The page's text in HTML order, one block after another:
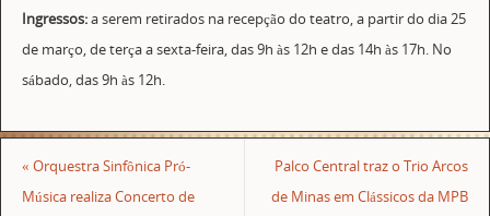
Ingressos:a serem retirados na recepção do teatro, a partir do dia 25
de março, de terça a sexta-feira, das 9h às 12h e das 14h às 17h. No
sábado, das 9h às 12h.
« Orquestra Sinfônica Pró-
Música realiza Concerto de
Palco Central traz o Trio Arcos
de Minas em Clássicos da MPB